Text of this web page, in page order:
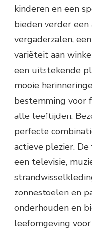
kinderen en een
bieden verder
vergaderzalen,
variëteit aan
een uitstekende
mooie
bestemming voor
alle leeftijden.
perfecte
actieve plezier.
een televisie,
zonnestoelen en
onderhouden en
leefomgeving